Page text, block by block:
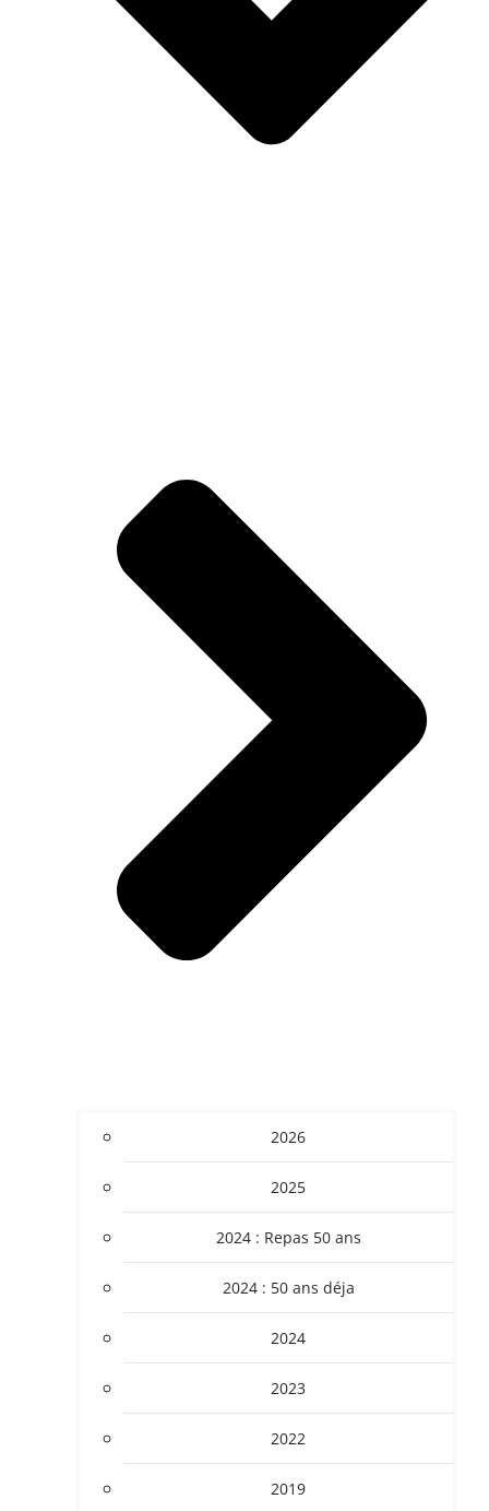
2026
2025
2024 : Repas 50 ans
2024 : 50 ans déja
2024
2023
2022
2019